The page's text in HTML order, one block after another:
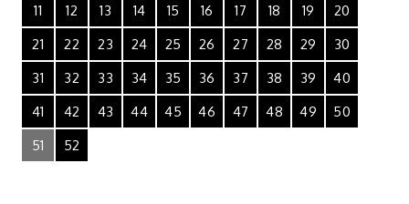
11
12 13 14 15 16 17 18 19
20
21
22 23 24 25 26 27 28 29
30
31
32 33 34 35 36 37 38 39
40
41
42 43 44 45 46 47 48 49
50
51
52